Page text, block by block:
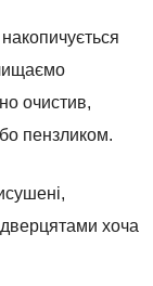
очистив,
пензликом.
хоча